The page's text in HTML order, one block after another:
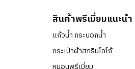
สินค้าพรีเมี่ยมแนะนำ
แก้วน้ำ กระบอกน้ำ
กระเป๋าผ้าสกรีนโลโก้
หมอนพรีเมี่ยม